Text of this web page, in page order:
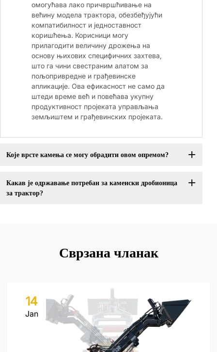
омогућава лако причвршћивање на
већину модела трактора, обезбеђујући
компатибилност и једноставност
коришћења. Корисници могу
прилагодити величину дрожења на
основу њихових специфичних захтева,
што га чини свестраним алатом за
пољопривредне и грађевинске
апликације. Ова ефикасност не само да
штеди време већ и повећава укупну
продуктивност пројеката управљања
земљиштем и грађевинских пројеката.
Које врсте камења се могу обрадити овом опремом?
Какав је одржавање потребан за каменски дробионица
за трактор?
Сврзана чланак
14
Jan